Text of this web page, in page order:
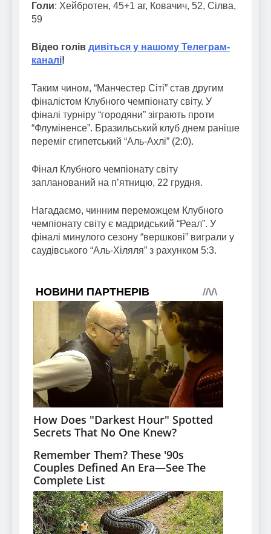
Голи: Хейбротен, 45+1 аг, Ковачич, 52, Сілва,
59
Відео голів дивіться у нашому Телеграм-
каналі!
Таким чином, “Манчестер Сіті” став другим
фіналістом Клубного чемпіонату світу. У
фіналі турніру “городяни” зіграють проти
“Флуміненсе”. Бразильський клуб днем раніше
переміг єгипетський “Аль-Ахлі” (2:0).
Фінал Клубного чемпіонату світу
запланований на п’ятницю, 22 грудня.
Нагадаємо, чинним переможцем Клубного
чемпіонату світу є мадридський “Реал”. У
фіналі минулого сезону “вершкові” виграли у
саудівського “Аль-Хіляля” з рахунком 5:3.